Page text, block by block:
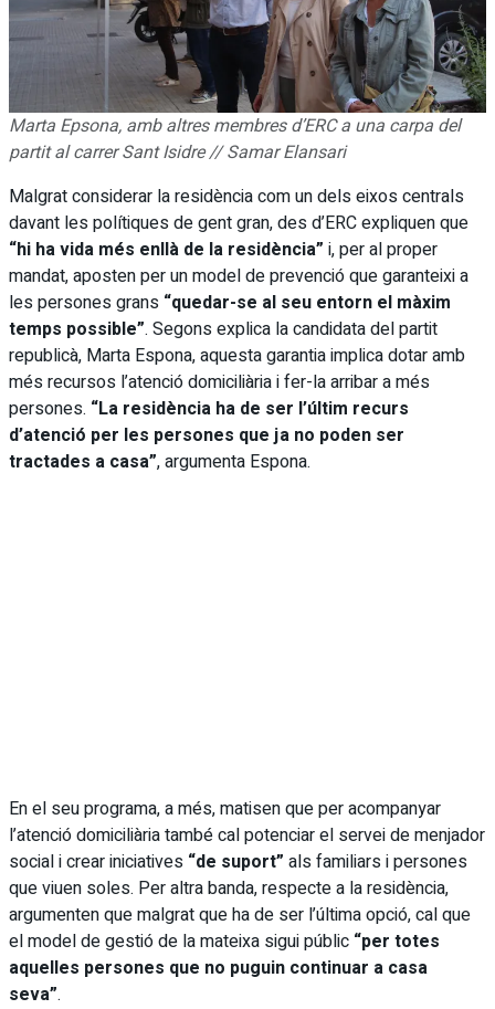
Marta Epsona, amb altres membres d’ERC a una carpa del
partit al carrer Sant Isidre // Samar Elansari
Malgrat considerar la residència com un dels eixos centrals
davant les polítiques de gent gran, des d’ERC expliquen que
“hi ha vida més enllà de la residència” i, per al proper
mandat, aposten per un model de prevenció que garanteixi a
les persones grans “quedar-se al seu entorn el màxim
temps possible”. Segons explica la candidata del partit
republicà, Marta Espona, aquesta garantia implica dotar amb
més recursos l’atenció domiciliària i fer-la arribar a més
persones. “La residència ha de ser l’últim recurs
d’atenció per les persones que ja no poden ser
tractades a casa”, argumenta Espona.
En el seu programa, a més, matisen que per acompanyar
l’atenció domiciliària també cal potenciar el servei de menjador
social i crear iniciatives “de suport” als familiars i persones
que viuen soles. Per altra banda, respecte a la residència,
argumenten que malgrat que ha de ser l’última opció, cal que
el model de gestió de la mateixa sigui públic “per totes
aquelles persones que no puguin continuar a casa
seva”.